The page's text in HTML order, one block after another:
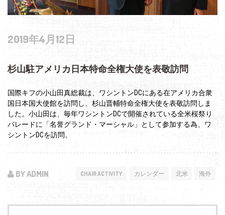
2019年4月12日
杉山駐アメリカ日本特命全権大使を表敬訪問
国際キフの小山田真総裁は、ワシントンDCにある在アメリカ合衆
国日本国大使館を訪問し、杉山晋輔特命全権大使を表敬訪問しま
した。小山田は、毎年ワシントンDCで開催されている全米桜祭り
パレードに「名誉グランド・マーシャル」として参加する為、ワ
シントンDCを訪問。
BY ADMIN CHAIR ACTIVITY カレンダー 北米 海外